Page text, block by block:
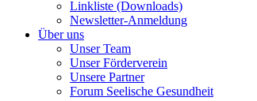
Linkliste (Downloads)
Newsletter-Anmeldung
Über uns
Unser Team
Unser Förderverein
Unsere Partner
Forum Seelische Gesundheit